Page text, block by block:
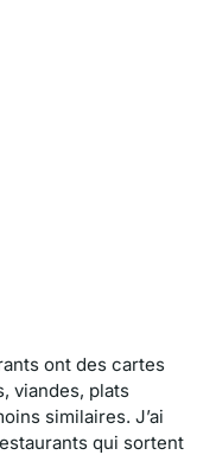
ont des cartes
viandes, plats
similaires. J’ai
qui sortent